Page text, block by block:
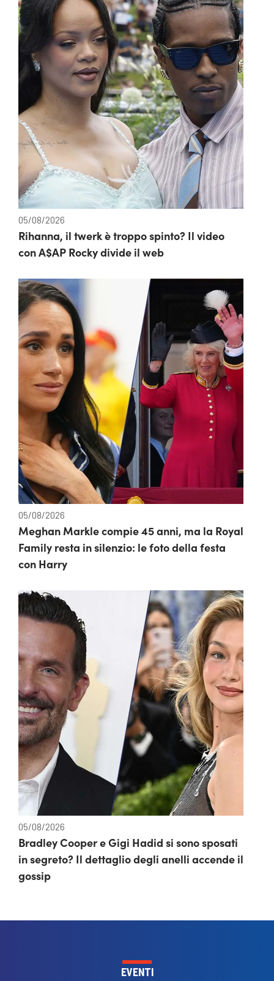
05/08/2026
Rihanna, il twerk è troppo spinto? Il video
con A$AP Rocky divide il web
05/08/2026
Meghan Markle compie 45 anni, ma la Royal
Family resta in silenzio: le foto della festa
con Harry
05/08/2026
Bradley Cooper e Gigi Hadid si sono sposati
in segreto? Il dettaglio degli anelli accende il
gossip
EVENTI